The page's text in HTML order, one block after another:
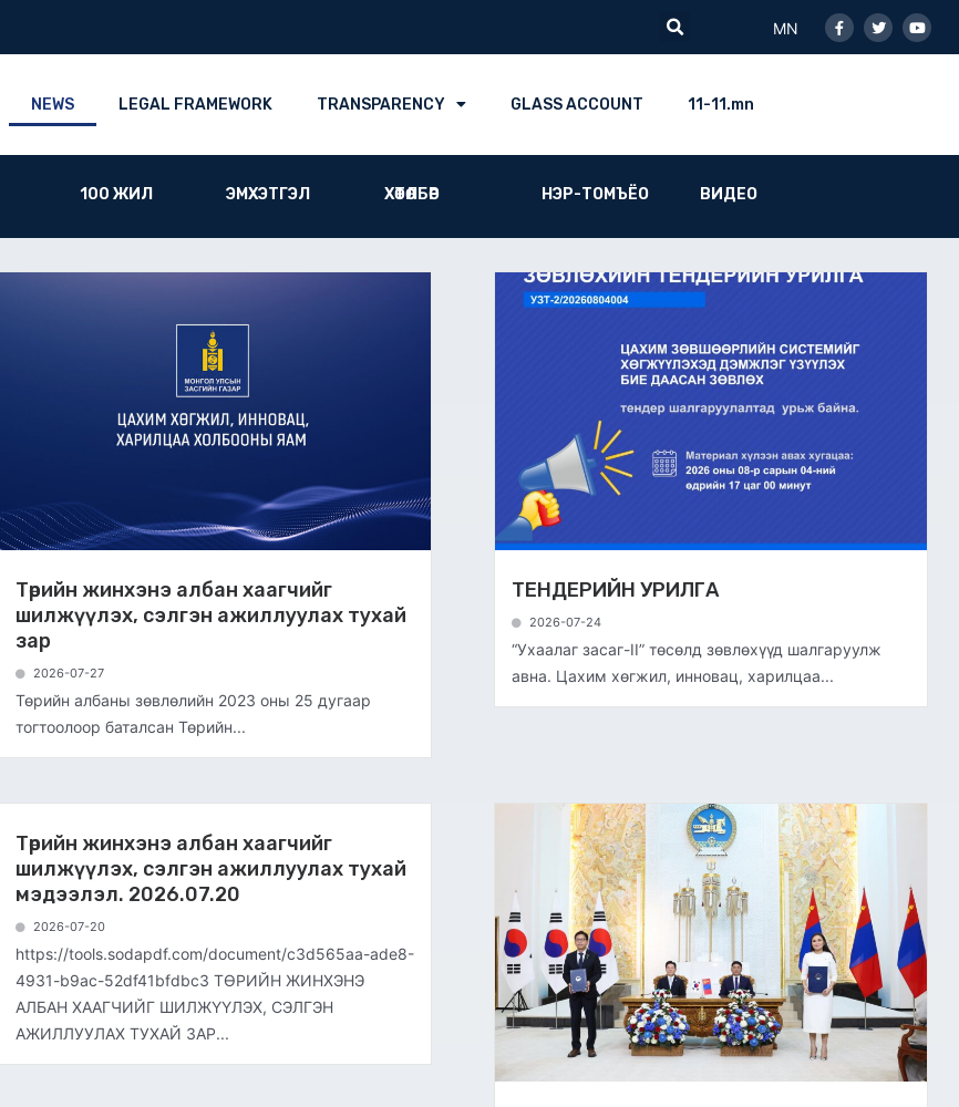
Search
MN
f
NEWS LEGAL FRAMEWORK TRANSPARENCY GLASS ACCOUNT 11-11.mn
100 ЖИЛ ЭМХЭТГЭЛ ХӨТӨЛБӨР НЭР-ТОМЪЁО ВИДЕО
Төрийн жинхэнэ албан хаагчийг
шилжүүлэх, сэлгэн ажиллуулах тухай
зар
2026-07-27
Төрийн албаны зөвлөлийн 2023 оны 25 дугаар
тогтоолоор баталсан Төрийн...
ТЕНДЕРИЙН УРИЛГА
2026-07-24
“Ухаалаг засаг-II” төсөлд зөвлөхүүд шалгаруулж
авна. Цахим хөгжил, инновац, харилцаа...
Төрийн жинхэнэ албан хаагчийг
шилжүүлэх, сэлгэн ажиллуулах тухай
мэдээлэл. 2026.07.20
2026-07-20
https://tools.sodapdf.com/document/c3d565aa-ade8-
4931-b9ac-52df41bfdbc3 ТӨРИЙН ЖИНХЭНЭ
АЛБАН ХААГЧИЙГ ШИЛЖҮҮЛЭХ, СЭЛГЭН
АЖИЛЛУУЛАХ ТУХАЙ ЗАР...